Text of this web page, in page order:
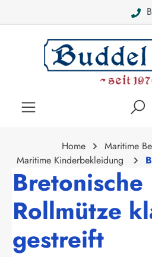
Bei Fragen:
Home
Maritime
Maritime Kinderbekleidung
Bretonische
Rollmütze
gestreift